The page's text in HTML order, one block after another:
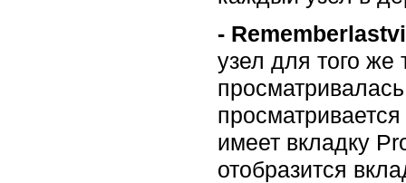
-
узел для того же
имеет вкладку
отобразится